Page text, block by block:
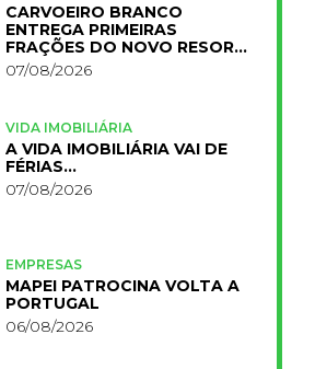
CARVOEIRO BRANCO
ENTREGA PRIMEIRAS
FRAÇÕES DO NOVO RESORT
PRIMELIFE
07/08/2026
VIDA IMOBILIÁRIA
A VIDA IMOBILIÁRIA VAI DE
FÉRIAS…
07/08/2026
EMPRESAS
MAPEI PATROCINA VOLTA A
PORTUGAL
06/08/2026